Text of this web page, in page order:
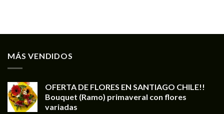
MÁS VENDIDOS
OFERTA DE FLORES EN SANTIAGO CHILE!!
Bouquet (Ramo) primaveral con flores
variadas